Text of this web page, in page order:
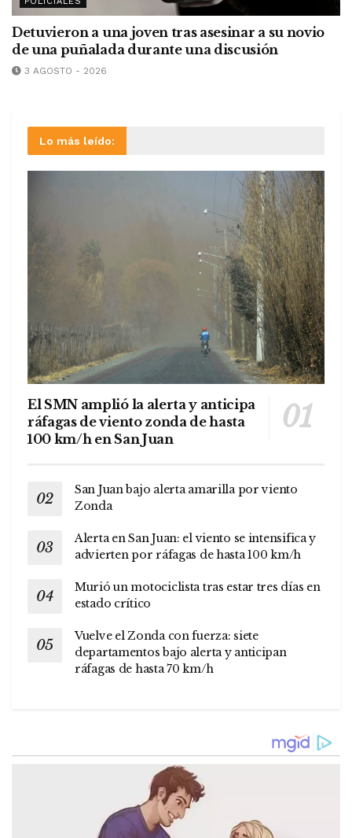
Detuvieron a una joven tras asesinar a su novio
de una puñalada durante una discusión
3 AGOSTO - 2026
Lo más leído:
El SMN amplió la alerta y anticipa
ráfagas de viento zonda de hasta
100 km/h en San Juan
San Juan bajo alerta amarilla por viento
Zonda
Alerta en San Juan: el viento se intensifica y
advierten por ráfagas de hasta 100 km/h
Murió un motociclista tras estar tres días en
estado crítico
Vuelve el Zonda con fuerza: siete
departamentos bajo alerta y anticipan
ráfagas de hasta 70 km/h